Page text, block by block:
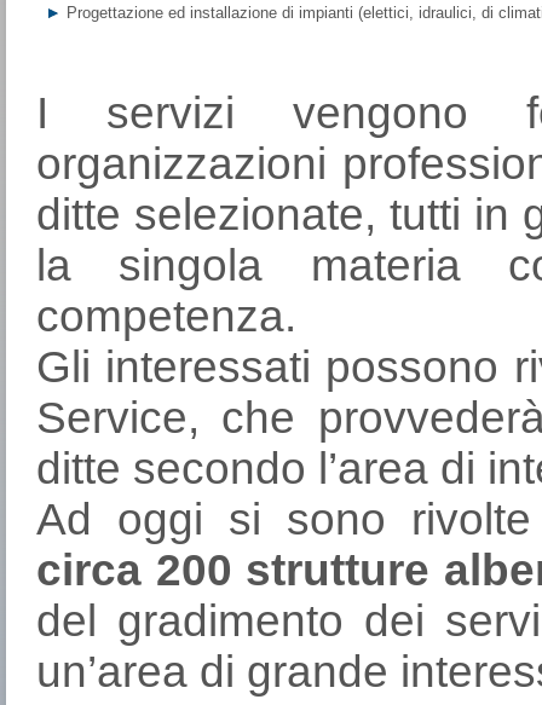
Progettazione ed installazione di impianti (elettici, idraulici, di
I servizi vengono
organizzazioni
ditte selezionate, tutti in
la singola materia
competenza.
Gli interessati possono
Service, che
ditte secondo l’area di
Ad oggi si sono
circa 200 strutture
del gradimento dei
un’area di grande